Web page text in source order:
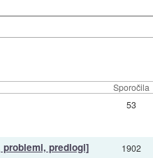
Sporočila
53
problemi, predlogi] 1902